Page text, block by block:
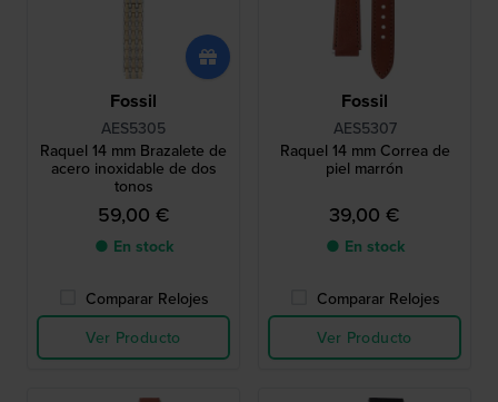
Fossil
AES5305
Raquel 14 mm Brazalete de
acero inoxidable de dos
tonos
59,00 €
● En stock
Comparar Relojes
Ver Producto
Fossil
AES5307
Raquel 14 mm Correa de
piel marrón
39,00 €
● En stock
Comparar Relojes
Ver Producto